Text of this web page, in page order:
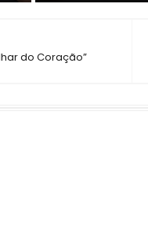
do Coração”